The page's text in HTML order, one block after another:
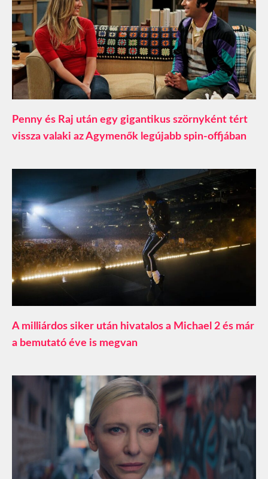
Penny és Raj után egy gigantikus szörnyként tért
vissza valaki az Agymenők legújabb spin-offjában
A milliárdos siker után hivatalos a Michael 2 és már
a bemutató éve is megvan